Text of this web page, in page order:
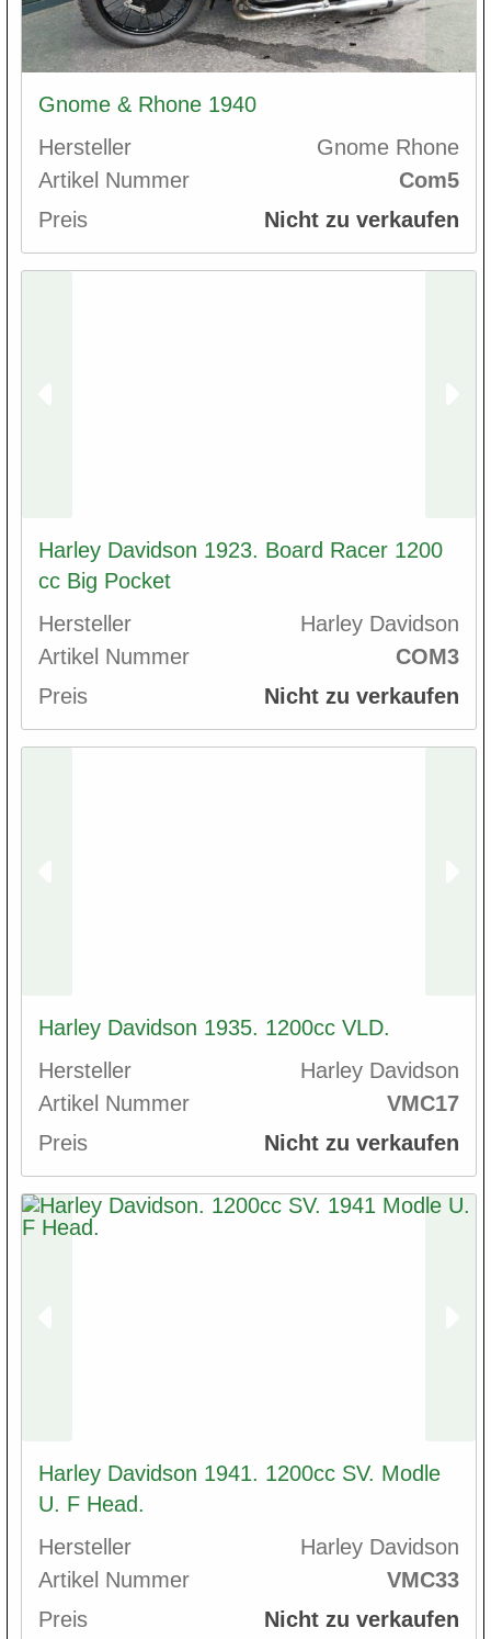
Gnome & Rhone 1940
Hersteller
Gnome Rhone
Artikel Nummer
Com5
Preis
Nicht zu verkaufen
Harley Davidson 1923. Board Racer 1200
cc Big Pocket
Hersteller
Harley Davidson
Artikel Nummer
COM3
Preis
Nicht zu verkaufen
Harley Davidson 1935. 1200cc VLD.
Hersteller
Harley Davidson
Artikel Nummer
VMC17
Preis
Nicht zu verkaufen
Harley Davidson 1941. 1200cc SV. Modle
U. F Head.
Hersteller
Harley Davidson
Artikel Nummer
VMC33
Preis
Nicht zu verkaufen